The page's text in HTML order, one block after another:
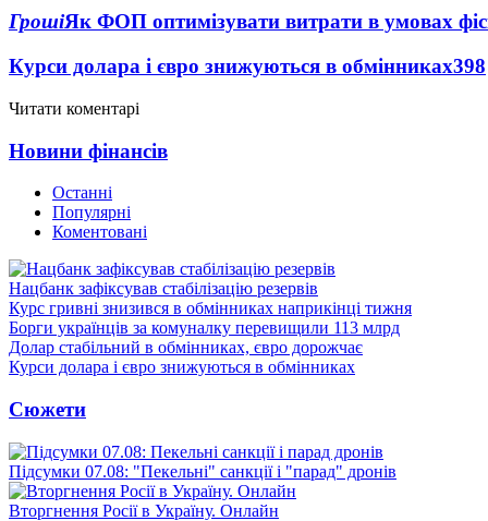
ГрошіЯк ФОП оптимізувати витрати в умовах
Курси долара і євро знижуються в обмінниках398
Читати коментарі
Новини фінансів
Останні
Популярні
Коментовані
Нацбанк зафіксував стабілізацію резервів
Курс гривні знизився в обмінниках наприкінці тижня
Борги українців за комуналку перевищили 113 млрд
Долар стабільний в обмінниках, євро дорожчає
Курси долара і євро знижуються в обмінниках
Сюжети
Підсумки 07.08: "Пекельні" санкції і "парад" дронів
Вторгнення Росії в Україну. Онлайн